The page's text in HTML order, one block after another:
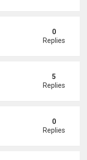
mạng vì tai nạn xe
0
Replies
Đoạn - Gõ Google:
5
Replies
khu vườn tình yêu'
0
Replies